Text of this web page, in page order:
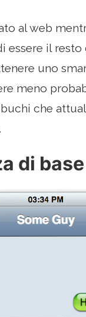
al web
essere il resto
uno
meno
che
di base